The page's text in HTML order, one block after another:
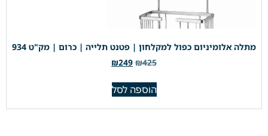
מתלה אלומיניום כפול למקלחון | פטנט תלייה | כרום | מק"ט 934
₪425
₪249
הוספה לסל